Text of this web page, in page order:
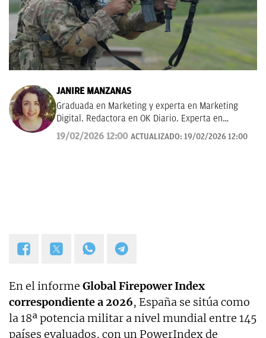
JANIRE MANZANAS
Graduada en Marketing y experta en Marketing
Digital. Redactora en OK Diario. Experta en
curiosidades, mascotas, consumo y Lotería de
Navidad.
19/02/2026 12:00 ACTUALIZADO: 19/02/2026 12:00
En el informe Global Firepower Index
correspondiente a 2026, España se sitúa como
la 18ª potencia militar a nivel mundial entre 145
países evaluados, con un PowerIndex de